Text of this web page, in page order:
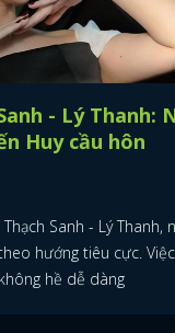
- Lý Thanh:
Huy cầu hôn
Sanh - Lý Thanh,
hướng tiêu cực.
hề dễ dàng